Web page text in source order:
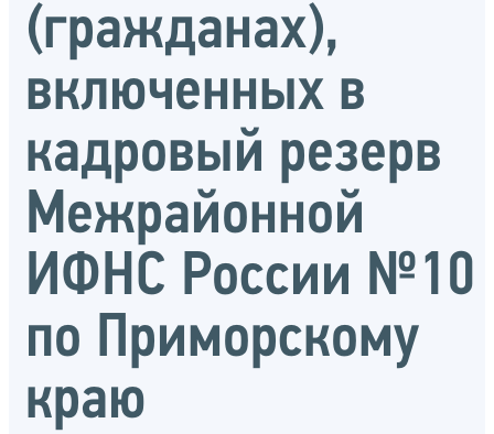
(гражданах),
включенных в
кадровый резерв
Межрайонной
ИФНС России №10
по Приморскому
краю